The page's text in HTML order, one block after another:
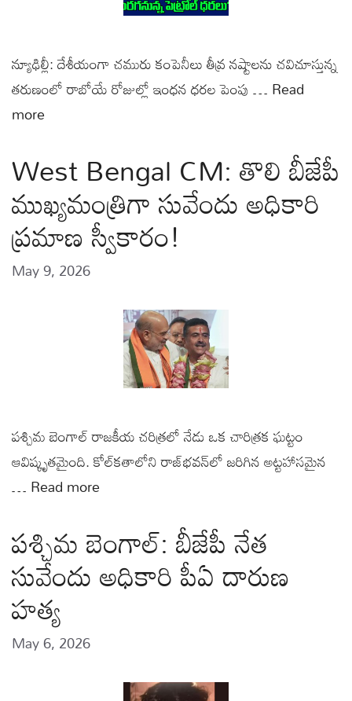
న్యూఢిల్లీ: దేశీయంగా చమురు కంపెనీలు తీవ్ర నష్టాలను చవిచూస్తున్న
తరుణంలో రాబోయే రోజుల్లో ఇంధన ధరల పెంపు …Read
more
West Bengal CM: తొలి బీజేపీ
ముఖ్యమంత్రిగా సువేందు అధికారి
ప్రమాణ స్వీకారం!
May 9, 2026
పశ్చిమ బెంగాల్ రాజకీయ చరిత్రలో నేడు ఒక చారిత్రక ఘట్టం
ఆవిష్కృతమైంది. కోల్‌కతాలోని రాజ్‌భవన్‌లో జరిగిన అట్టహాసమైన
…Read more
పశ్చిమ బెంగాల్: బీజేపీ నేత
సువేందు అధికారి పీఏ దారుణ
హత్య
May 6, 2026